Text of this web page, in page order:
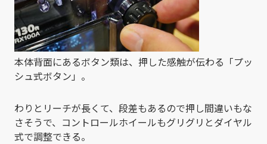
本体背面にあるボタン類は、押した感触が伝わる「プッ
シュ式ボタン」。
わりとリーチが長くて、段差もあるので押し間違いもな
さそうで、コントロールホイールもグリグリとダイヤル
式で調整できる。